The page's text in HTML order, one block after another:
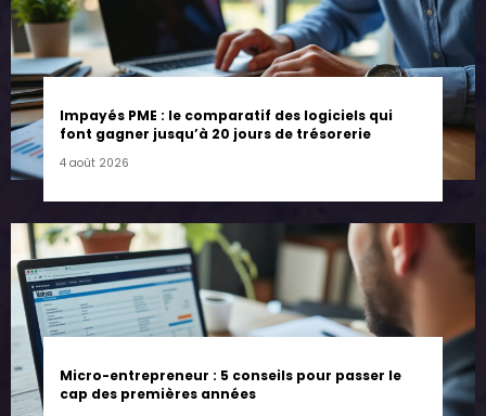
Impayés PME : le comparatif des logiciels qui
font gagner jusqu’à 20 jours de trésorerie
4 août 2026
Micro-entrepreneur : 5 conseils pour passer le
cap des premières années